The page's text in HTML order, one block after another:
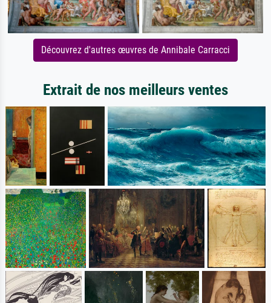
Découvrez d'autres œuvres de Annibale Carracci
Extrait de nos meilleurs ventes